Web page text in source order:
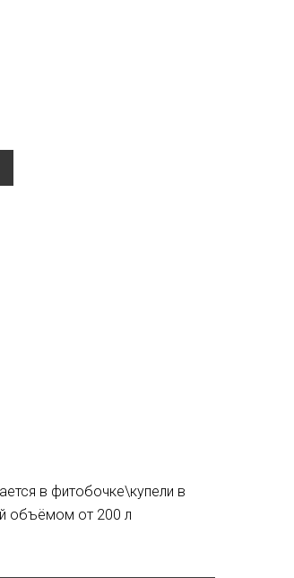
в фитобочке\купели в
объёмом от 200 л